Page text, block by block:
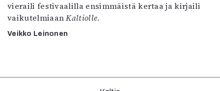
4/2026
2–3/2026
Lehtiarkisto
vieraili festivaalilla ensimmäistä kertaa ja kirjaili
vaikutelmiaanKaltiolle.
Veikko Leinonen